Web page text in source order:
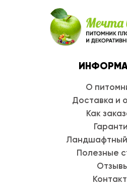
О
Доставка и
Как
Полезные